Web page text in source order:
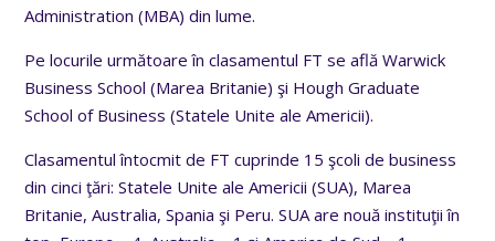
Administration (MBA) din lume.
Pe locurile următoare în clasamentul FT se află Warwick
Business School (Marea Britanie) şi Hough Graduate
School of Business (Statele Unite ale Americii).
Clasamentul întocmit de FT cuprinde 15 şcoli de business
din cinci ţări: Statele Unite ale Americii (SUA), Marea
Britanie, Australia, Spania şi Peru. SUA are nouă instituţii în